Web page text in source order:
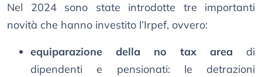
Nel 2024 sono state introdotte tre importanti
novità che hanno investito l’Irpef, ovvero:
equiparazione della no tax area di
dipendenti e pensionati: le detrazioni